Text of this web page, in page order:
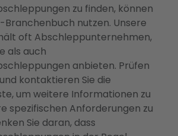
zu finden, können
Branchenbuch nutzen. Unsere
oft Abschleppunternehmen,
als auch
anbieten. Prüfen
kontaktieren Sie die
um weitere Informationen zu
spezifischen Anforderungen zu
Sie daran, dass